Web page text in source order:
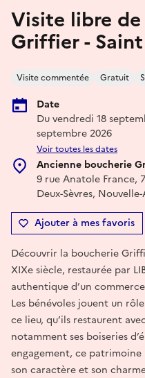
Visite libre
Griffier -
Visite commentée Gratuit
Date
Du vendredi 18
septembre 2026
Voir toutes les dates
Ancienne boucherie
9 rue Anatole France,
Deux-Sèvres,
Ajouter à mes favoris
Découvrir la boucherie
XIXe siècle, restaurée par
authentique d’un
Les bénévoles jouent un
ce lieu, qu’ils restaurent
notamment ses boiseries
engagement, ce
son caractère et son